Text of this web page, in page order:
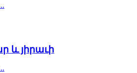
և յիրաւի